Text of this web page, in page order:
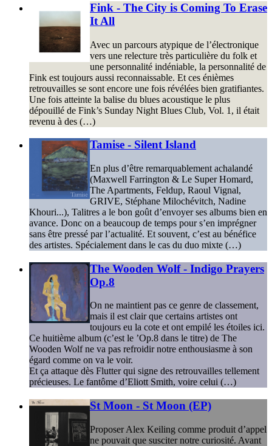
Fink - The City is Coming To Erase
It All
Avec un parcours atypique de l’électronique
vers une relecture très particulière du folk et
une personnalité indéniable, la personnalité de
Fink est toujours aussi reconnaissable. Et ces énièmes
retrouvailles se sont encore une fois révélées bien gratifiantes.
Une fois atteinte la balise du blues acoustique le plus
dépouillé de Fink’s Sunday Night Blues Club, Vol. 1, il était
revenu à des (…)
Tamise - Silent Island
En plus d’être remarquablement achalandé
(Maxwell Farrington & Le Super Homard,
The Apartments, Feldup, Raoul Vignal,
GRIVE, Stéphane Milochévitch, Nadine
Khouri...), Talitres a le bon goût d’envoyer ses albums bien en
avance. Donc on a beaucoup de temps pour s’en imprégner
sans être pressé par l’actualité. Et souvent, c’est au bénéfice
des artistes. Spécialement dans le cas du duo mixte (…)
The Wooden Wolf - Indigo Prayers
Op.8
On ne maintient pas ce genre de classement,
mais il est clair que certains artistes ont
toujours eu la cote et ont empilé les étoiles ici.
Ce huitième album (c’est le ’Op.8 dans le titre) de The
Wooden Wolf ne va pas refroidir notre enthousiasme à son
égard comme on va le voir.
Et ça attaque dès Flutter qui signe des retrouvailles tellement
précieuses. Le fantôme d’Eliott Smith, voire celui (…)
St Moon - St Moon (EP)
Proposer Alex Keiling comme produit d’appel
ne pouvait que susciter notre curiosité. Avant